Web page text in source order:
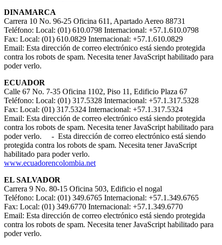
DINAMARCA
Carrera 10 No. 96-25 Oficina 611, Apartado Aereo 88731
Teléfono: Local: (01) 610.0798 Internacional: +57.1.610.0798
Fax: Local: (01) 610.0829 Internacional: +57.1.610.0829
Email: Esta dirección de correo electrónico está siendo protegida
contra los robots de spam. Necesita tener JavaScript habilitado para
poder verlo.
ECUADOR
Calle 67 No. 7-35 Oficina 1102, Piso 11, Edificio Plaza 67
Teléfono: Local: (01) 317.5328 Internacional: +57.1.317.5328
Fax: Local: (01) 317.5324 Internacional: +57.1.317.5324
Email: Esta dirección de correo electrónico está siendo protegida
contra los robots de spam. Necesita tener JavaScript habilitado para
poder verlo. - Esta dirección de correo electrónico está siendo
protegida contra los robots de spam. Necesita tener JavaScript
habilitado para poder verlo.
www.ecuadorencolombia.net
EL SALVADOR
Carrera 9 No. 80-15 Oficina 503, Edificio el nogal
Teléfono: Local: (01) 349.6765 Internacional: +57.1.349.6765
Fax: Local: (01) 349.6770 Internacional: +57.1.349.6770
Email: Esta dirección de correo electrónico está siendo protegida
contra los robots de spam. Necesita tener JavaScript habilitado para
poder verlo.